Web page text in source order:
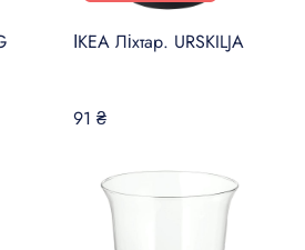
ІКЕА Ліхтар. URSKILJA
91 ₴